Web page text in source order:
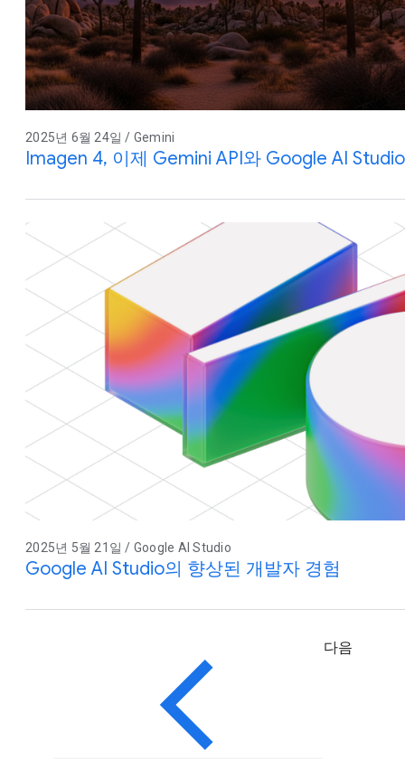
2025년 6월 24일 / Gemini
Imagen 4, 이제 Gemini API와 Google AI
2025년 5월 21일 / Google AI Studio
Google AI Studio의 향상된 개발자 경험
다음